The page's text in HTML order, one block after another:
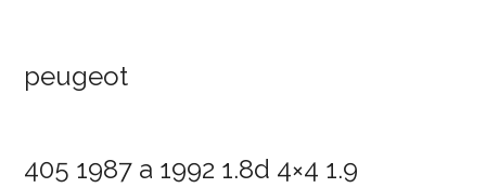
peugeot
405 1987 a 1992 1.8d 4×4 1.9